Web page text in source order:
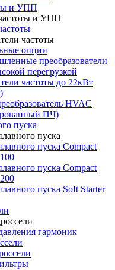
и УПП
и УПП
частоты
опции
преобразователи
перегрузкой
частоты до 22кВт
HVAC
ПЧ)
пуска
пуска
пуска Compact
пуска Compact
пуска Soft Starter
гармоник